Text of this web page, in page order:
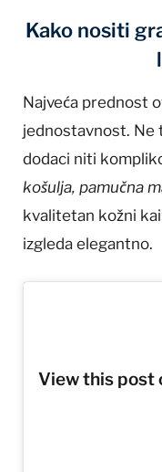
Kako nositi
Najveća prednost
jednostavnost. Ne
dodaci niti
košulja, pamučna
kvalitetan kožni
izgleda elegantno.
View this post